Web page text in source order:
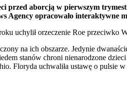
przed aborcją w pierwszym
Agency opracowało
uchylił orzeczenie Roe
na ich obszarze. Jedynie
stanów chroni nienarodzone
Floryda uchwaliła ustawę o